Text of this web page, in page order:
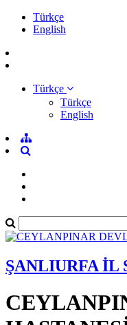
Türkçe
English
Türkçe
Türkçe
English
ŞANLIURFA İL